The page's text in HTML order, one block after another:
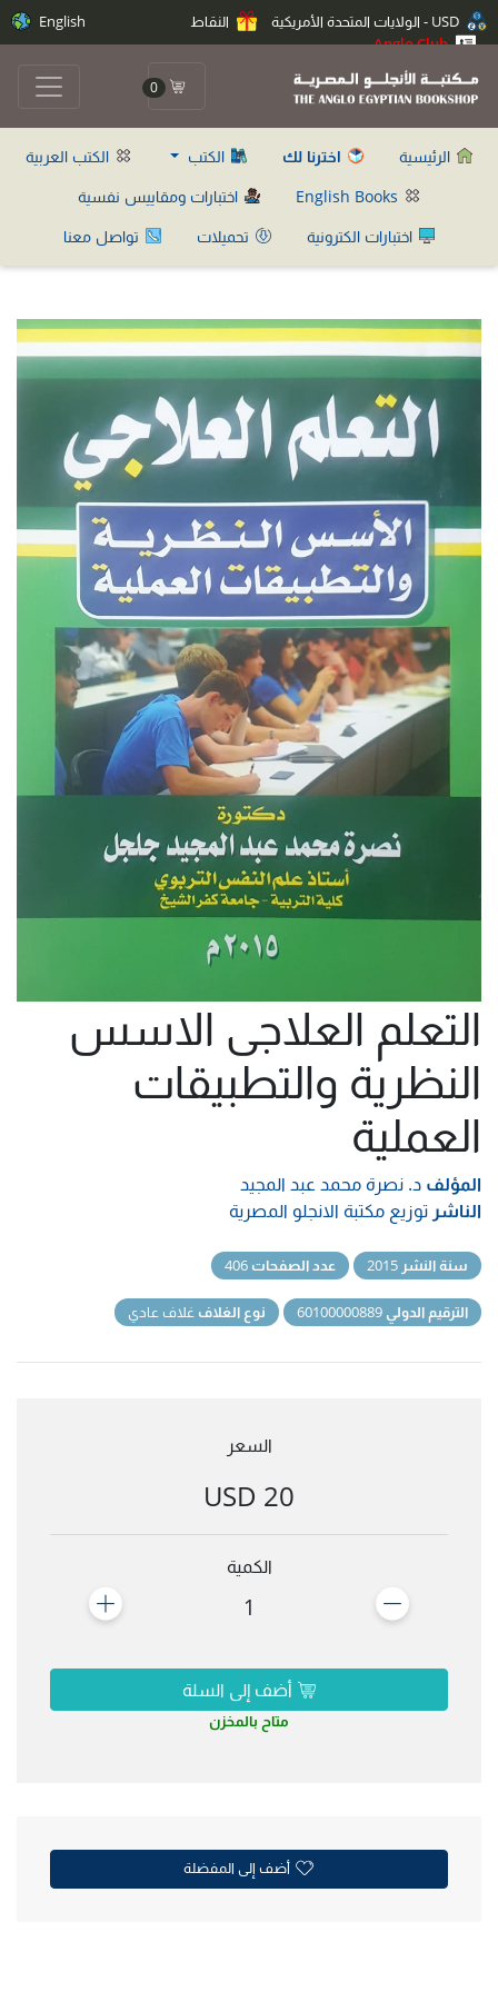
النقاط
Anglo Club
English
0
الرئيسية اخترنا لك الكتب
الكتب العربية
اختبارات ومقاييس نفسية
اختبارات الكترونية
تحميلات تواصل معنا
التعلم العلاجى الاسس
النظرية والتطبيقات
العملية
المؤلف د. نصرة محمد عبد المجيد
الناشر توزيع مكتبة الانجلو المصرية
سنة النشر عدد الصفحات
الترقيم الدولي نوع الغلاف غلاف عادي
السعر
20 USD
الكمية
1
أضف إلى السلة
متاح بالمخزن
أضف إلى المفضلة